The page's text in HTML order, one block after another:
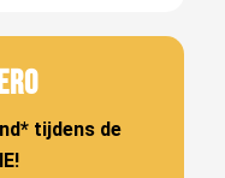
tijdens de